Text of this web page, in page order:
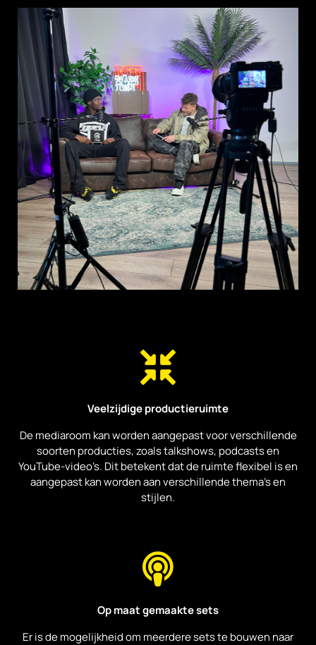
PureAmusement biedt de
diensten van ervaren videografen.
Deze professionals kunnen
van de podcast of talkshow, wat
resulteert in een hoogwaardige
productie
Veelzijdige productieruimte
De mediaroom kan worden aangepast voor verschillende
soorten producties, zoals talkshows, podcasts en
YouTube-video’s. Dit betekent dat de ruimte flexibel is en
aangepast kan worden aan verschillende thema’s en
stijlen.
Op maat gemaakte sets
Er is de mogelijkheid om meerdere sets te bouwen naar